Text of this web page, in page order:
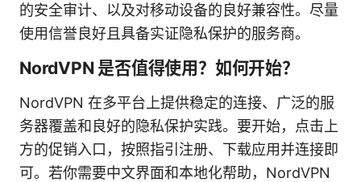
的安全审计、以及对移动设备的良好兼容性。尽量
使用信誉良好且具备实证隐私保护的服务商。
NordVPN 是否值得使用？如何开始？
NordVPN 在多平台上提供稳定的连接、广泛的服
务器覆盖和良好的隐私保护实践。要开始，点击上
方的促销入口，按照指引注册、下载应用并连接即
可。若你需要中文界面和本地化帮助，NordVPN